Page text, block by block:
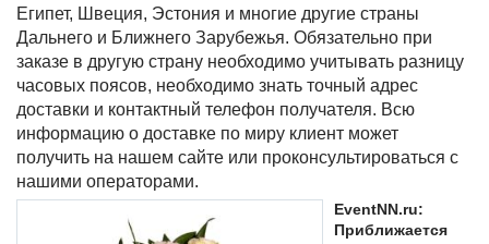
Египет, Швеция, Эстония и многие другие страны
Дальнего и Ближнего Зарубежья. Обязательно при
заказе в другую страну необходимо учитывать разницу
часовых поясов, необходимо знать точный адрес
доставки и контактный телефон получателя. Всю
информацию о доставке по миру клиент может
получить на нашем сайте или проконсультироваться с
нашими операторами.
EventNN.ru:
Приближается